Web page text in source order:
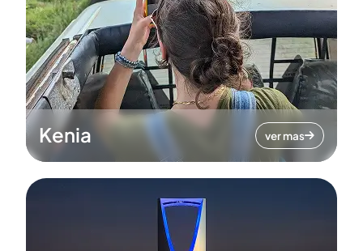
Kenia ver mas